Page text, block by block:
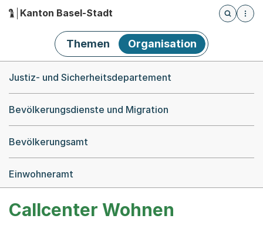
Hauptnavigation
Kanton Basel-Stadt
Öffnet
Themen Organisation
Justiz- und Sicherheitsdepartement
Bevölkerungsdienste und Migration
Bevölkerungsamt
Einwohneramt
Callcenter Wohnen